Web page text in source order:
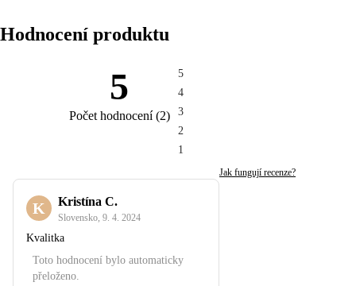
Hodnocení produktu
5
Počet hodnocení(2)
5
4
3
2
1
Jak fungují recenze?
K Kristína C.
Slovensko 9. 4. 2024
Kvalitka
Toto hodnocení bylo automaticky
přeloženo.